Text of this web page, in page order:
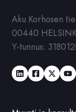
Aku Korhosen
00440
Y-tunnus: